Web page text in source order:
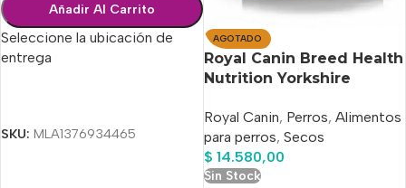
Añadir Al Carrito
Seleccione la ubicación de
entrega
SKU: MLA1376934465
AGOTADO
Royal Canin Breed Health
Nutrition Yorkshire
Royal Canin, Perros, Alimentos
para perros, Secos
$ 14.580,00
Sin Stock